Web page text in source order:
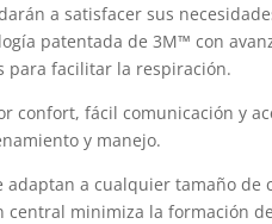
a satisfacer sus
patentada de 3M™ con
para facilitar la respiración.
confort, fácil comunicación y
y manejo.
a cualquier tamaño de
central minimiza la formación